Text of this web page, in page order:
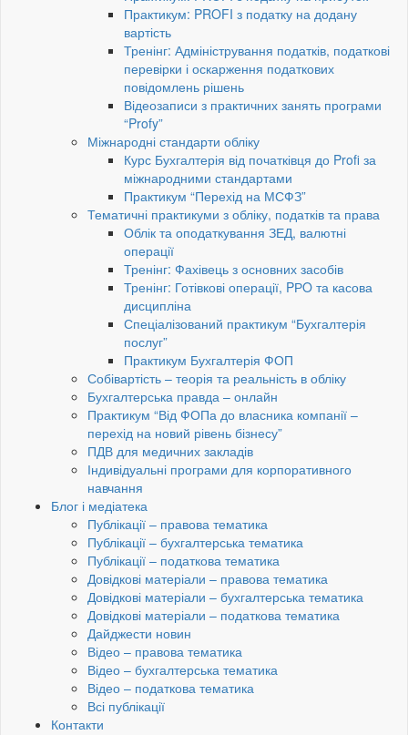
Практикум: PROFI з податку на додану
вартість
Тренінг: Адміністрування податків, податкові
перевірки і оскарження податкових
повідомлень рішень
Відеозаписи з практичних занять програми
“Profy”
Міжнародні стандарти обліку
Курс Бухгалтерія від початківця до Profi за
міжнародними стандартами
Практикум “Перехід на МСФЗ”
Тематичні практикуми з обліку, податків та права
Облік та оподаткування ЗЕД, валютні
операції
Тренінг: Фахівець з основних засобів
Тренінг: Готівкові операції, PРO та касова
дисципліна
Спеціалізований практикум “Бухгалтерія
послуг”
Практикум Бухгалтерія ФОП
Собівартість – теорія та реальність в обліку
Бухгалтерська правда – онлайн
Практикум “Від ФОПа до власника компанії –
перехід на новий рівень бізнесу”
ПДВ для медичних закладів
Індивідуальні програми для корпоративного
навчання
Блог і медіатека
Публікації – правова тематика
Публікації – бухгалтерська тематика
Публікації – податкова тематика
Довідкові матеріали – правова тематика
Довідкові матеріали – бухгалтерська тематика
Довідкові матеріали – податкова тематика
Дайджести новин
Відео – правова тематика
Відео – бухгалтерська тематика
Відео – податкова тематика
Всі публікації
Контакти